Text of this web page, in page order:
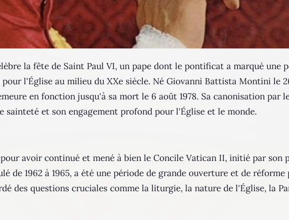
la fête de Saint Paul VI, un pape dont le pontificat a marqué une
l'Église au milieu du XXe siècle. Né Giovanni Battista Montini le
en fonction jusqu'à sa mort le 6 août 1978. Sa canonisation par
sainteté et son engagement profond pour l'Église et le monde.
avoir continué et mené à bien le Concile Vatican II, initié par son
de 1962 à 1965, a été une période de grande ouverture et de réforme
des questions cruciales comme la liturgie, la nature de l'Église, la